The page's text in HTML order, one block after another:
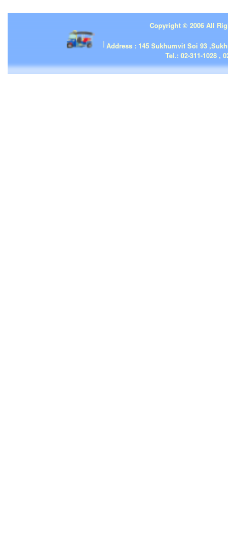
Copyright © 2006 All
| | |Address : 145 Sukhumvit Soi 93
Tel.: 02-311-1028 ,